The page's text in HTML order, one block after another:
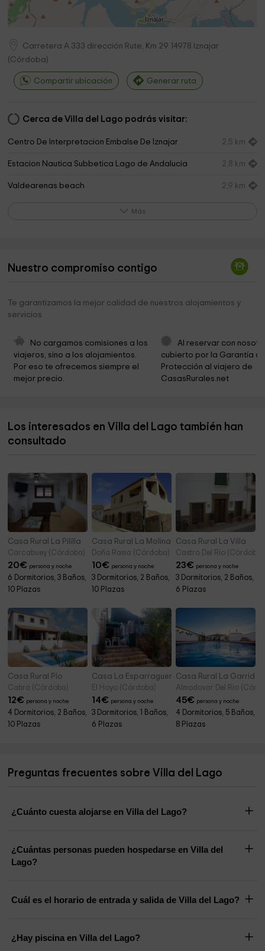
Carretera A 333 dirección Rute, Km 29 14978 Iznajar
(Córdoba)
Compartir ubicación Generar ruta
Cerca de Villa del Lago podrás visitar:
Centro De Interpretacion Embalse De Iznajar 2,5 km
Estacion Nautica Subbetica Lago de Andalucia 2,8 km
Valdearenas beach 2,9 km
Museo del Azúcar. La Flor de Rute 5,5 km
Museos del Aguardiente Anisado de Rute y España
parque
Helipuerto
La Casa Museo de Jamones Rute 5,9 km
Ermita de la Santa Vera+Cruz 5,9 km
Más
Nuestro compromiso contigo
Te garantizamos la mejor calidad de nuestros alojamientos y
servicios
No cargamos comisiones a los
viajeros, sino a los alojamientos.
Por eso te ofrecemos siempre el
mejor precio.
Al reservar con
cubierto por la Garantía
Protección al viajero de
CasasRurales.net
Los interesados en Villa del Lago también han
consultado
Casa Rural La Pililla
Carcabuey (Córdoba)
20€ persona y noche
6 Dormitorios, 3 Baños,
10 Plazas
Casa Rural La Molina
Doña Rama (Córdoba)
10€ persona y noche
3 Dormitorios, 2 Baños,
10 Plazas
Casa Rural La Villa
Castro Del Rio (Córdoba)
23€ persona y noche
3 Dormitorios, 2 Baños,
6 Plazas
Casa Rural Pío
Cabra (Córdoba)
12€ persona y noche
4 Dormitorios, 2 Baños,
10 Plazas
Casa La Esparraguera
El Hoyo (Córdoba)
14€ persona y noche
3 Dormitorios, 1 Baños,
6 Plazas
Casa Rural La Garrida
Almodovar Del Rio
45€ persona y noche
4 Dormitorios, 5 Baños,
8 Plazas
Preguntas frecuentes sobre Villa del Lago
¿Cuánto cuesta alojarse en Villa del Lago?
¿Cuántas personas pueden hospedarse en Villa del
Lago?
Cuál es el horario de entrada y salida de Villa del Lago?
¿Hay piscina en Villa del Lago?